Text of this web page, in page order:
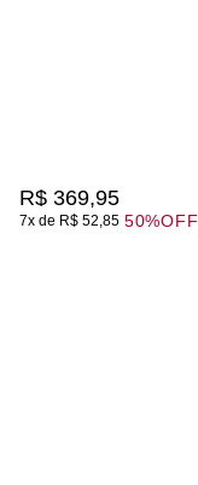
R$ 369,95
7 R$ 52,85 50%OFF